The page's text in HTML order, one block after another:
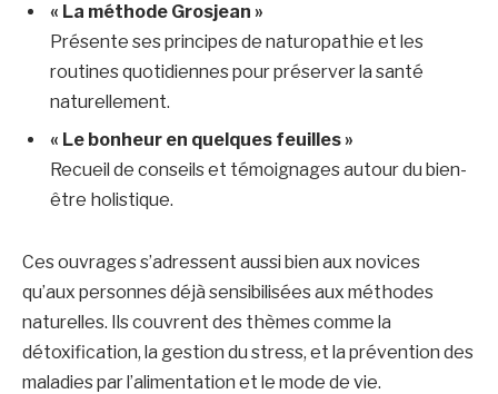
« La méthode Grosjean »
Présente ses principes de naturopathie et les
routines quotidiennes pour préserver la santé
naturellement.
« Le bonheur en quelques feuilles »
Recueil de conseils et témoignages autour du bien-
être holistique.
Ces ouvrages s’adressent aussi bien aux novices
qu’aux personnes déjà sensibilisées aux méthodes
naturelles. Ils couvrent des thèmes comme la
détoxification, la gestion du stress, et la prévention des
maladies par l’alimentation et le mode de vie.